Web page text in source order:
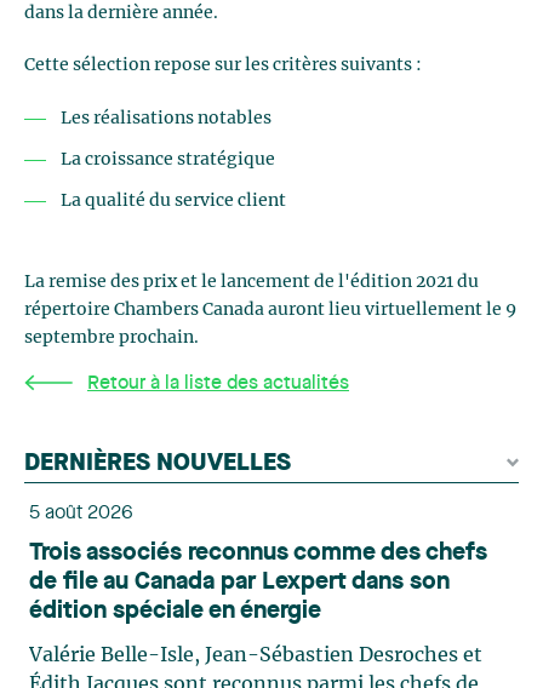
dans la dernière année.
Cette sélection repose sur les critères suivants :
Les réalisations notables
La croissance stratégique
La qualité du service client
La remise des prix et le lancement de l'édition 2021 du
répertoire Chambers Canada auront lieu virtuellement le 9
septembre prochain.
Retour à la liste des actualités
DERNIÈRES NOUVELLES
5 août 2026
Trois associés reconnus comme des chefs
de file au Canada par Lexpert dans son
édition spéciale en énergie
Valérie Belle-Isle, Jean-Sébastien Desroches et